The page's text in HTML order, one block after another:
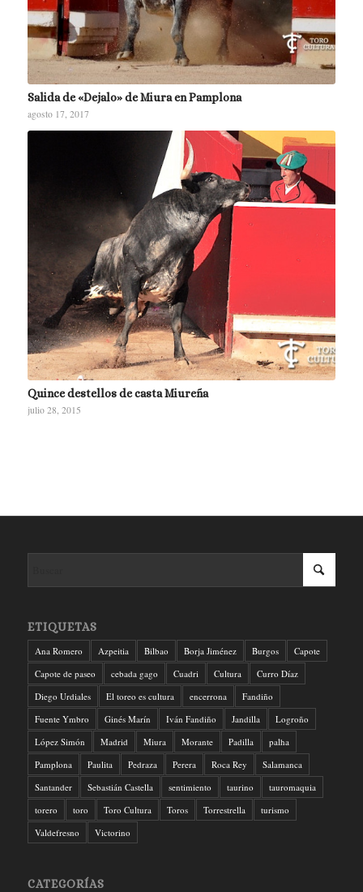
Salida de «Dejalo» de Miura en Pamplona
agosto 17, 2017
Quince destellos de casta Miureña
julio 28, 2015
ETIQUETAS
Ana Romero Azpeitia Bilbao Borja Jiménez Burgos
Capote
Capote de paseo
cebada gago Cuadri Cultura
Curro Díaz
Diego Urdiales
El toreo es cultura encerrona
Fandiño
Fuente Ymbro
Ginés Marín Iván Fandiño Jandilla
Logroño
López Simón
Madrid Miura Morante Padilla
palha
Pamplona
Paulita Pedraza Perera Roca Rey
Salamanca
Santander
Sebastián Castella sentimiento taurino
tauromaquia
torero
toro Toro Cultura Toros Torrestrella
turismo
Valdefresno
Victorino
CATEGORÍAS